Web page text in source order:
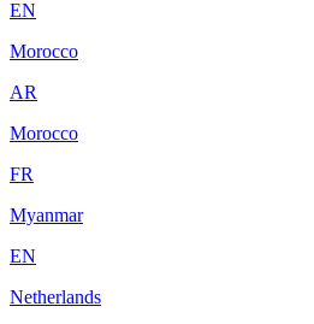
EN
Morocco
AR
Morocco
FR
Myanmar
EN
Netherlands